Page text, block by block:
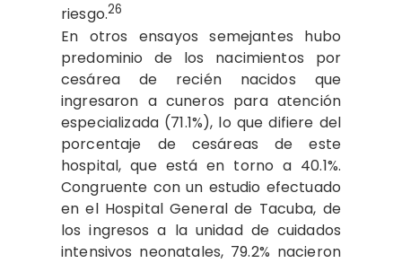
riesgo.26
En otros ensayos semejantes hubo
predominio de los nacimientos por
cesárea de recién nacidos que
ingresaron a cuneros para atención
especializada (71.1%), lo que difiere del
porcentaje de cesáreas de este
hospital, que está en torno a 40.1%.
Congruente con un estudio efectuado
en el Hospital General de Tacuba, de
los ingresos a la unidad de cuidados
intensivos neonatales, 79.2% nacieron